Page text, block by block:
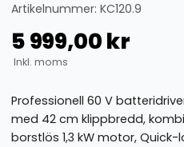
Artikelnummer: KC120.9
5 999,00kr
Inkl. moms
Professionell 60 V
med 42 cm klippbredd,
borstlös 1,3 kW motor,